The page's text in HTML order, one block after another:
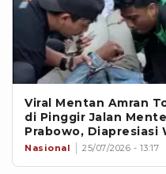
Viral Mentan Amran
di Pinggir Jalan
Prabowo, Diapresiasi
Nasional 25/07/2026 - 13:17